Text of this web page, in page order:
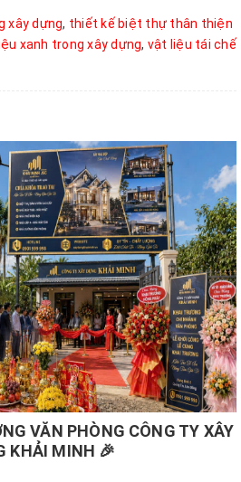
xây dựng, thiết kế biệt thự thân thiện
xanh trong xây dựng, vật liệu tái chế
VĂN PHÒNG CÔNG TY XÂY
KHẢI MINH 🎉